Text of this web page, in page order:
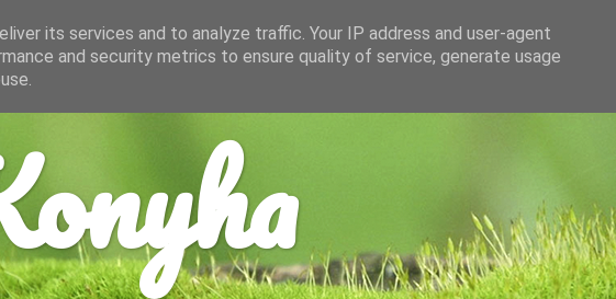
its services and to analyze traffic. Your IP address and user-agent
and security metrics to ensure quality of service, generate usage